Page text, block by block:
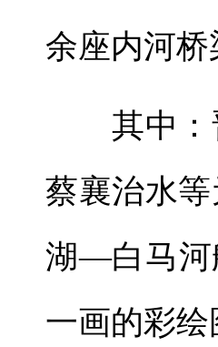
余座内河
其中：晋
蔡襄治水
湖—白马河
一画的彩